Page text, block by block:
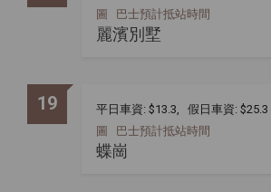
圖
巴士預計抵站時間
麗濱別墅
19 平日車資: $13.3, 假日車資: $25.3
圖
巴士預計抵站時間
蝶崗